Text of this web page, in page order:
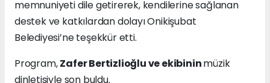
memnuniyeti dile getirerek, kendilerine sağlanan
destek ve katkılardan dolayı Onikişubat
Belediyesi’ne teşekkür etti.
Program,Zafer Bertizlioğlu ve ekibininmüzik
dinletisiyle son buldu.